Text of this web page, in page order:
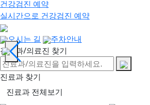
건강검진 예약
실시간으로 건강검진 예약
오시는 길
주차안내
진료과/의료진 찾기
진료과 찾기
진료과 전체보기